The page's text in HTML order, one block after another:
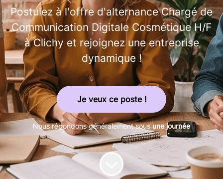
Postulez à l'offre d'alternance Chargé de
Communication Digitale Cosmétique H/F
à Clichy et rejoignez une entreprise
dynamique !
Je veux ce poste !
Nous répondons généralement sousune journée